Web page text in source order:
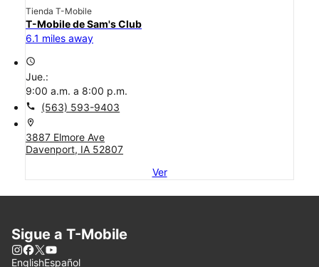
Tienda T-Mobile
T-Mobile de Sam's Club
6.1 miles away
access_time
Jue.:
9:00 a.m. a 8:00 p.m.
call (563) 593-9403
location_on
3887 Elmore Ave
Davenport, IA 52807
Ver